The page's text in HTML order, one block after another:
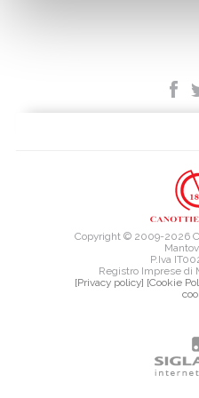
Copyright © 2009-2026
P.Iva
Registro Imprese di
[Privacy policy] [Cookie